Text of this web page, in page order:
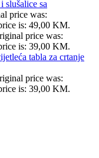
slušalice sa
price was:
is: 49,00 KM.
price was:
is: 39,00 KM.
tabla za crtanje
price was:
is: 39,00 KM.